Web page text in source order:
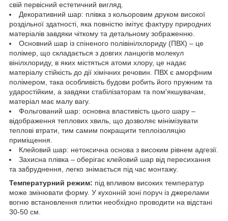
свій первісний естетичний вигляд.
Декоративний шар: плівка з кольоровим друком високої
роздільної здатності, яка повністю імітує фактуру природних
матеріалів завдяки чіткому та детальному зображенню.
Основний шар із спіненого полівінілхлориду (ПВХ) – це
полімер, що складається з довгих ланцюгів молекул
вінілхлориду, в яких містяться атоми хлору, це надає
матеріалу стійкість до дії хімічних речовин. ПВХ є аморфним
полімером, така особливість будови робить його пружним та
ударостійким, а завдяки стабілізаторам та пом'якшувачам,
матеріал має малу вагу.
Фольгований шар: основна властивість цього шару –
відображення теплових хвиль, що дозволяє мінімізувати
теплові втрати, тим самим покращити теплоізоляцію
приміщення.
Клейовий шар: нетоксична основа з високим рівнем адгезії.
Захисна плівка – оберігає клейовий шар від пересихання
та забруднення, легко знімається під час монтажу.
Температурний режим: під впливом високих температур
може змінювати форму. У кухонній зоні поруч із джерелами
вогню встановлення плитки необхідно проводити на відстані
30-50 см.